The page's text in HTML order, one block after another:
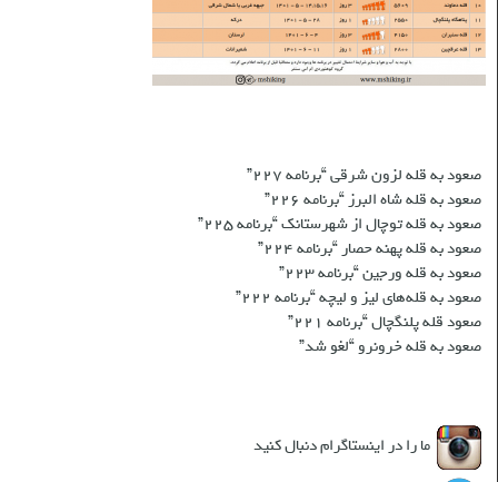
صعود به قله لزون شرقی “برنامه ۲۲۷”
صعود به قله شاه البرز “برنامه ۲۲۶”
صعود به قله توچال از شهرستانک “برنامه ۲۲۵”
صعود به قله پهنه حصار “برنامه ۲۲۴”
صعود به قله ورجین “برنامه ۲۲۳”
صعود به قله‌های لیز و لیچه “برنامه ۲۲۲”
صعود قله پلنگچال “برنامه ۲۲۱”
صعود به قله‌ خرونرو “لغو شد”
ما را در اینستاگرام دنبال کنید